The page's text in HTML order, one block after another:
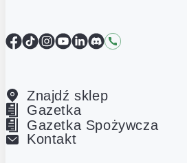
Facebook
TikTokInstagram
YouTube
LinkedIn
DiscordKontakt
Znajdź sklep
Gazetka
Gazetka Spożywcza
Kontakt